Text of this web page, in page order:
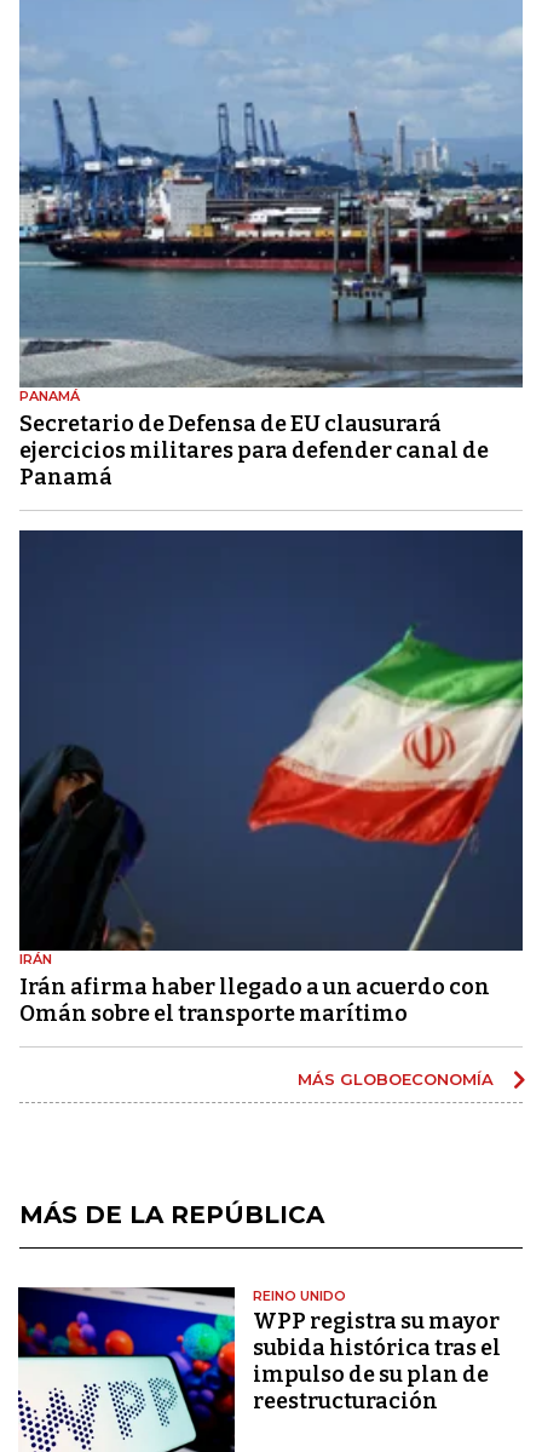
PANAMÁ
Secretario de Defensa de EU clausurará
ejercicios militares para defender canal de
Panamá
IRÁN
Irán afirma haber llegado a un acuerdo con
Omán sobre el transporte marítimo
MÁS GLOBOECONOMÍA
MÁS DE LA REPÚBLICA
REINO UNIDO
WPP registra su mayor
subida histórica tras el
impulso de su plan de
reestructuración